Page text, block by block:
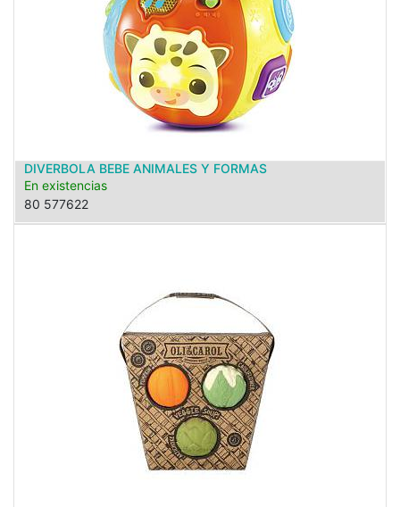
DIVERBOLA BEBE ANIMALES Y FORMAS
En existencias
80 577622